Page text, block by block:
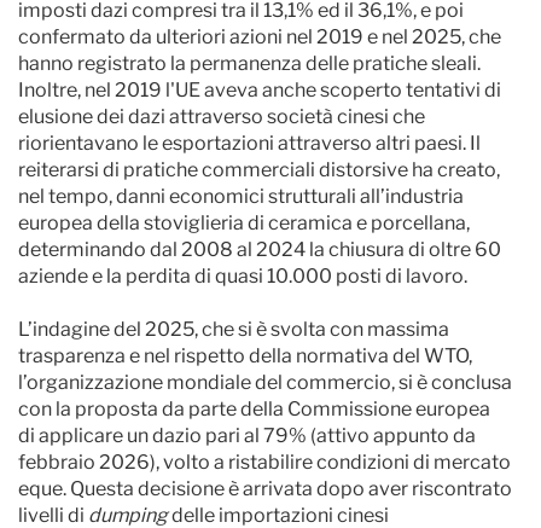
imposti dazi compresi tra il 13,1% ed il 36,1%, e poi
confermato da ulteriori azioni nel 2019 e nel 2025, che
hanno registrato la permanenza delle pratiche sleali.
Inoltre, nel 2019 l'UE aveva anche scoperto tentativi di
elusione dei dazi attraverso società cinesi che
riorientavano le esportazioni attraverso altri paesi. Il
reiterarsi di pratiche commerciali distorsive ha creato,
nel tempo, danni economici strutturali all’industria
europea della stoviglieria di ceramica e porcellana,
determinando dal 2008 al 2024 la chiusura di oltre 60
aziende e la perdita di quasi 10.000 posti di lavoro.
L’indagine del 2025, che si è svolta con massima
trasparenza e nel rispetto della normativa del WTO,
l’organizzazione mondiale del commercio, si è conclusa
con la proposta da parte della Commissione europea
di applicare un dazio pari al 79% (attivo appunto da
febbraio 2026), volto a ristabilire condizioni di mercato
eque. Questa decisione è arrivata dopo aver riscontrato
livelli di dumpingdelle importazioni cinesi